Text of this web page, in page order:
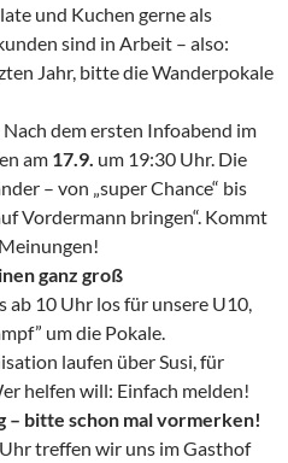
und Kuchen gerne als
sind in Arbeit – also:
Jahr, bitte die Wanderpokale
Nach dem ersten Infoabend im
am 17.9. um 19:30 Uhr. Die
– von „super Chance“ bis
Vordermann bringen“. Kommt
ganz groß
ab 10 Uhr los für unsere U10,
um die Pokale.
laufen über Susi, für
helfen will: Einfach melden!
– bitte schon mal vormerken!
treffen wir uns im Gasthof